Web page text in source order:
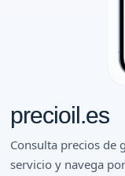
precioil.es
Consulta precios de
servicio y navega